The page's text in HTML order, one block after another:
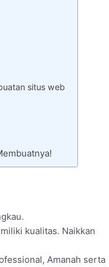
situs web
kualitas. Naikkan
Amanah serta